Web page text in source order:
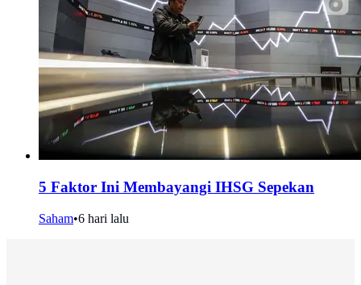
5 Faktor Ini Membayangi IHSG Sepekan
Saham•6 hari lalu